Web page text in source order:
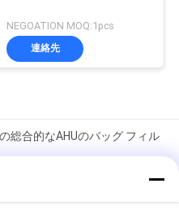
NEGOATION MOQ:1pcs
連絡先
総合的なAHUのバッグ フィル
小型のエア フィルターF6 -温